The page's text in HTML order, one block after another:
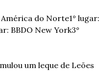
América do Norte1° lugar:
BBDO New York3°
um leque de Leões